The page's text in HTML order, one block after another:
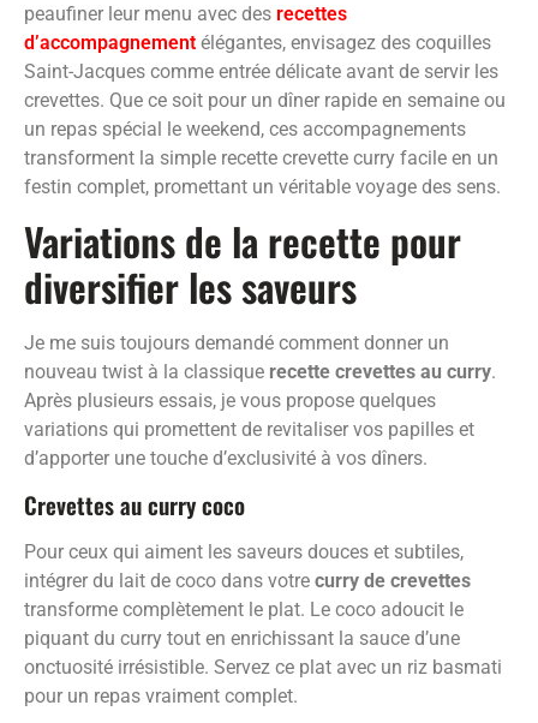
peaufiner leur menu avec des recettes
d’accompagnement élégantes, envisagez des coquilles
Saint-Jacques comme entrée délicate avant de servir les
crevettes. Que ce soit pour un dîner rapide en semaine ou
un repas spécial le weekend, ces accompagnements
transforment la simple recette crevette curry facile en un
festin complet, promettant un véritable voyage des sens.
Variations de la recette pour
diversifier les saveurs
Je me suis toujours demandé comment donner un
nouveau twist à la classique recette crevettes au curry.
Après plusieurs essais, je vous propose quelques
variations qui promettent de revitaliser vos papilles et
d’apporter une touche d’exclusivité à vos dîners.
Crevettes au curry coco
Pour ceux qui aiment les saveurs douces et subtiles,
intégrer du lait de coco dans votre curry de crevettes
transforme complètement le plat. Le coco adoucit le
piquant du curry tout en enrichissant la sauce d’une
onctuosité irrésistible. Servez ce plat avec un riz basmati
pour un repas vraiment complet.